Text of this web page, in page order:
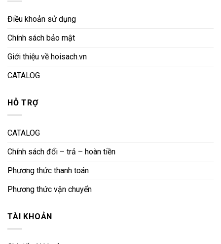
Điều khoản sử dụng
Chính sách bảo mật
Giới thiệu về hoisach.vn
CATALOG
HỖ TRỢ
CATALOG
Chính sách đổi – trả – hoàn tiền
Phương thức thanh toán
Phương thức vận chuyển
TÀI KHOẢN